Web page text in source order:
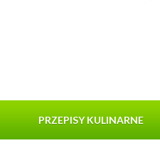
PRZEPISY KULINARNE